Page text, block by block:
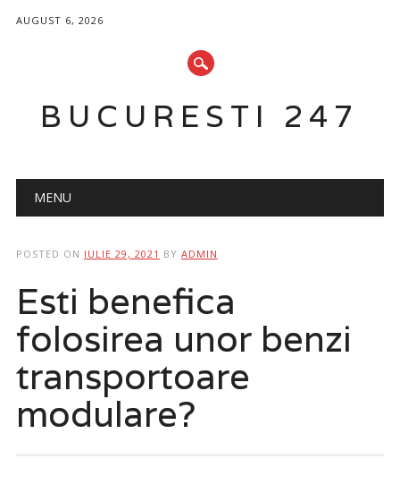
AUGUST 6, 2026
BUCURESTI 247
Main menu
MENU
POSTED ON IULIE 29, 2021 BY ADMIN
Esti benefica
folosirea unor benzi
transportoare
modulare?